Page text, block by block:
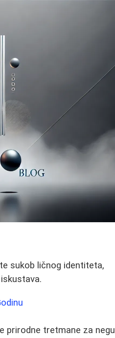
sukob ličnog identiteta,
prirodne tretmane za negu